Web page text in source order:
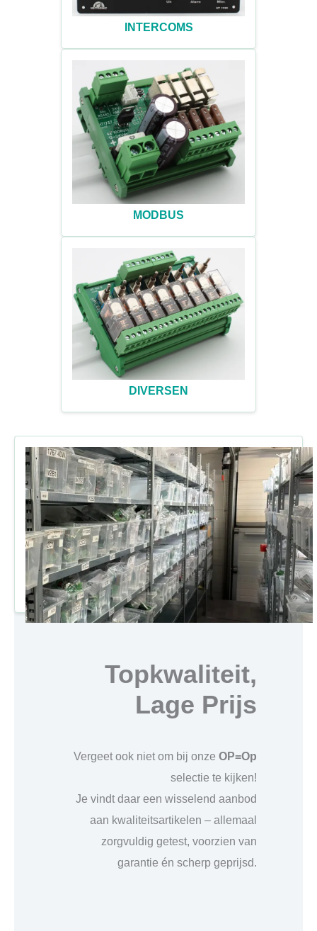
INTERCOMS
MODBUS
DIVERSEN
Topkwaliteit,
Lage Prijs
Vergeet ook niet om bij onze OP=Op
selectie te kijken!
Je vindt daar een wisselend aanbod
aan kwaliteitsartikelen – allemaal
zorgvuldig getest, voorzien van
garantie én scherp geprijsd.